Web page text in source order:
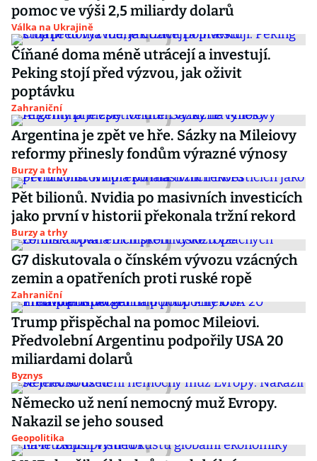
pomoc ve výši 2,5 miliardy dolarů
Válka na Ukrajině
Číňané doma méně utrácejí a investují.
Peking stojí před výzvou, jak oživit
poptávku
Zahraniční
Argentina je zpět ve hře. Sázky na Mileiovy
reformy přinesly fondům výrazné výnosy
Burzy a trhy
Pět bilionů. Nvidia po masivních investicích
jako první v historii překonala tržní rekord
Burzy a trhy
G7 diskutovala o čínském vývozu vzácných
zemin a opatřeních proti ruské ropě
Zahraniční
Trump přispěchal na pomoc Mileiovi.
Předvolební Argentinu podpořily USA 20
miliardami dolarů
Byznys
Německo už není nemocný muž Evropy.
Nakazil se jeho soused
Geopolitika